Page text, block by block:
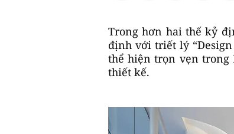
Trong hơn hai thế kỷ
định với triết lý
thể hiện trọn vẹn trong
thiết kế.